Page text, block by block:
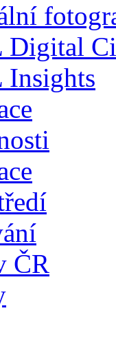
Digital
Insights
ČR